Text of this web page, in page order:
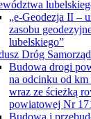
„e-Geodezja II –
zasobu
lubelskiego”
Dróg
Budowa drogi
na odcinku od
wraz ze ścieżką
powiatowej Nr
Budowa i